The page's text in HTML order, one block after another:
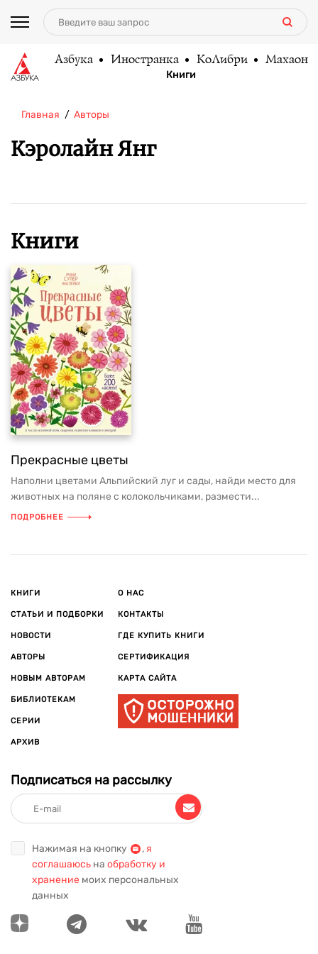
Азбука Иностранка КоЛибри Махаон
Книги
Главная Авторы
Кэролайн Янг
Книги
Прекрасные цветы
Наполни цветами Альпийский луг и сады, найди место для
животных на поляне с колокольчиками, размести...
ПОДРОБНЕЕ
КНИГИ
СТАТЬИ И ПОДБОРКИ
НОВОСТИ
АВТОРЫ
НОВЫМ АВТОРАМ
БИБЛИОТЕКАМ
СЕРИИ
АРХИВ
О НАС
КОНТАКТЫ
ГДЕ КУПИТЬ КНИГИ
СЕРТИФИКАЦИЯ
КАРТА САЙТА
Подписаться на рассылку
Нажимая на кнопку , я
соглашаюсь на обработку и
хранение моих персональных
данных